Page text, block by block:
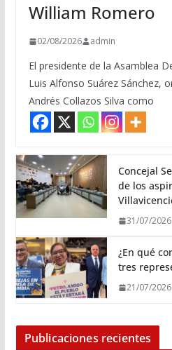
William Romero
02/08/2026 admin
El presidente de la Asamblea
Luis Alfonso Suárez Sánchez,
Andrés Collazos Silva como
Concejal
de los
31/07/2026
¿En qué
tres
21/07/2026
Publicaciones recientes